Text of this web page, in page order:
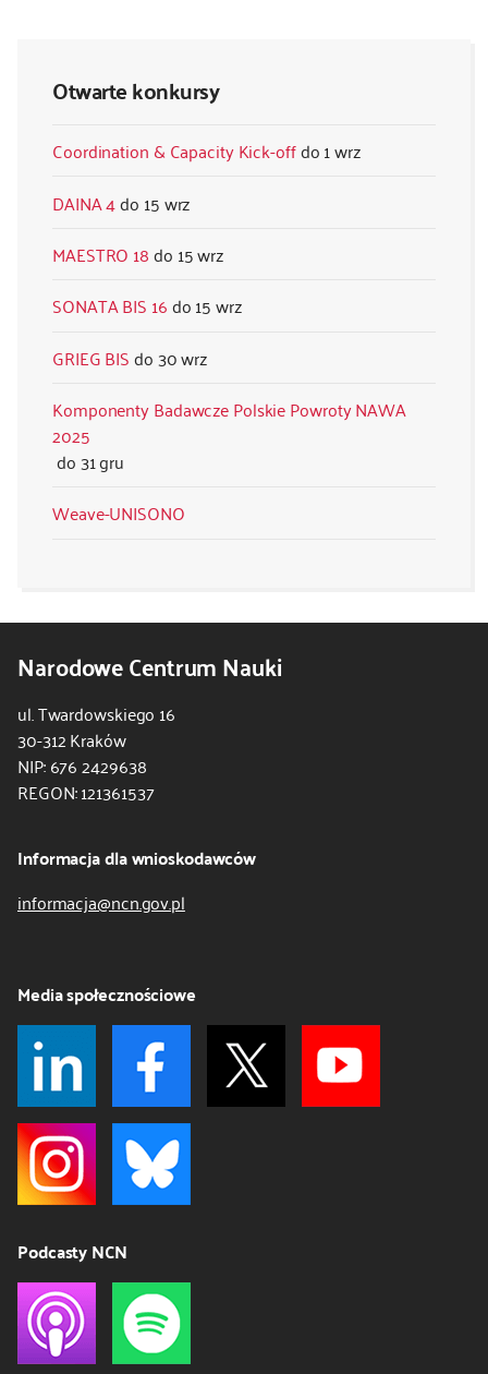
Otwarte konkursy
Coordination & Capacity Kick-off
1 wrz
DAINA 4
15 wrz
MAESTRO 18
15 wrz
SONATA BIS 16
15 wrz
GRIEG BIS
30 wrz
Komponenty Badawcze Polskie Powroty NAWA
2025
31 gru
Weave-UNISONO
Narodowe Centrum Nauki
ul. Twardowskiego 16
30-312 Kraków
NIP: 676 2429638
REGON: 121361537
Informacja dla wnioskodawców
informacja@ncn.gov.pl
Media społecznościowe
Podcasty NCN